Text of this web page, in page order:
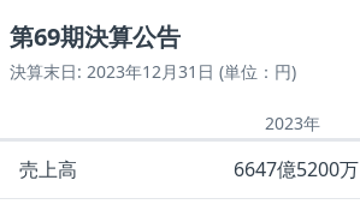
第69期決算公告
決算末日: 2023年12月31日 (単位：円)
2023年
売上高 6647億5200万